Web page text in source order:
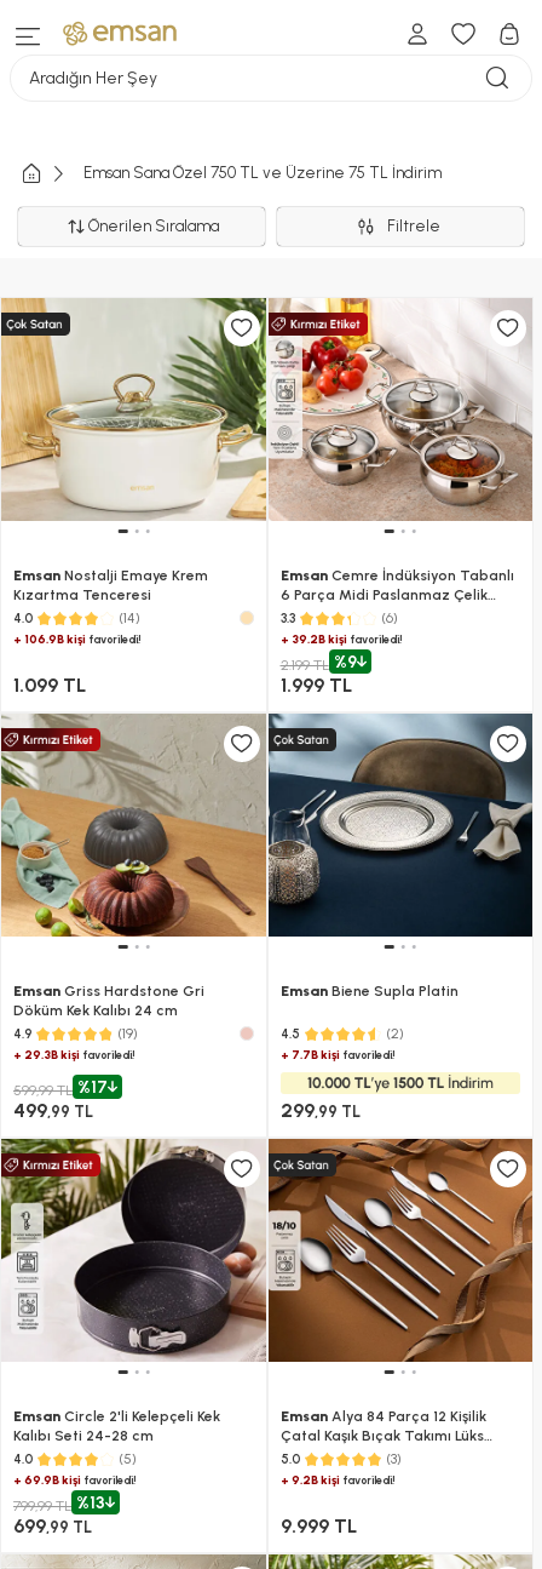
Aradığın Her Şey
Emsan Sana Özel 750 TL ve Üzerine 75 TL İndirim
Önerilen Sıralama Filtrele
Emsan Nostalji Emaye Krem
Kızartma Tenceresi
4.0 (14)
+ 106.9B kişi favoriledi!
1.099 TL
EmsanCemre İndüksiyon Tabanlı
6 Parça Midi Paslanmaz Çelik
Tencere Seti
3.3 (6)
+ 39.2B kişifavoriledi!
2.199 TL %9
1.999 TL
Emsan Griss Hardstone Gri
Döküm Kek Kalıbı 24 cm
4.9 (19)
+ 29.3B kişi favoriledi!
599,99 TL %17
499,99 TL
EmsanBiene Supla Platin
4.5 (2)
+ 7.7B kişifavoriledi!
299,99 TL
Emsan Circle 2'li Kelepçeli Kek
Kalıbı Seti 24-28 cm
4.0 (5)
+ 69.9B kişi favoriledi!
799,99 TL %13
699,99 TL
EmsanAlya 84 Parça 12 Kişilik
Çatal Kaşık Bıçak Takımı Lüks
Kutulu
5.0 (3)
+ 9.2B kişifavoriledi!
9.999 TL